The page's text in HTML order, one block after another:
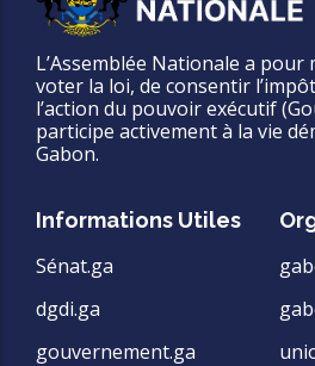
L’Assemblée Nationale a
voter la loi, de consentir
l’action du pouvoir exécutif
participe activement à la vie
Gabon.
Informations Utiles
Sénat.ga
dgdi.ga
gouvernement.ga